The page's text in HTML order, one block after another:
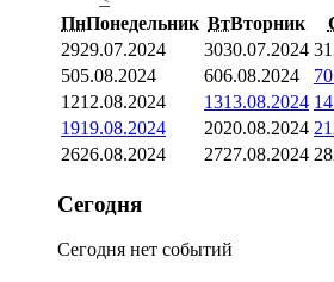
ПнПонедельник ВтВторник
2929.07.2024 3030.07.2024 31
505.08.2024 606.08.2024 7
1212.08.2024 1313.08.2024 14
1919.08.2024 2020.08.2024 21
2626.08.2024 2727.08.2024 28
Сегодня
Сегодня нет событий